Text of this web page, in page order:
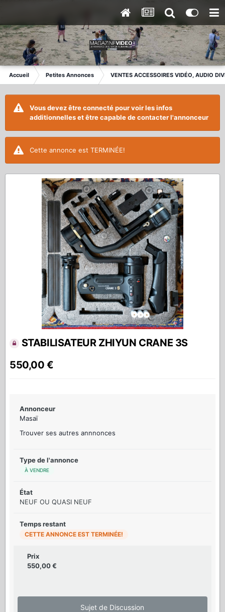
Accueil Petites Annonces VENTES ACCESSOIRES VIDÉO, AUDIO
Vous devez être connecté pour voir les infos
additionnelles et être capable de contacter l'annonceur
Cette annonce est TERMINÉE!
STABILISATEUR ZHIYUN CRANE 3S
550,00 €
Annonceur
Masaï
Trouver ses autres annnonces
Type de l'annonce
À VENDRE
État
NEUF OU QUASI NEUF
Temps restant
CETTE ANNONCE EST TERMINÉE!
Prix
550,00 €
Sujet de Discussion